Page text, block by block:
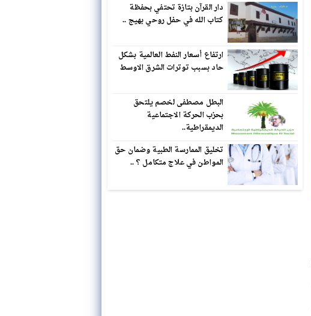
دار القرآن بتازة تحتفي بحفظة
كتاب الله في حفل روحي بهيج ..
ارتفاع أسعار النفط العالمية بشكل
حاد بسبب توترات الشرق الاوسط
البطل مصطفى لخصم يلتحق
بحزب الحركة الاجتماعية
الديمقراطية..
تخليق الممارسة الطبية وضمان حق
المواطن في علاج متكامل ؟ ..